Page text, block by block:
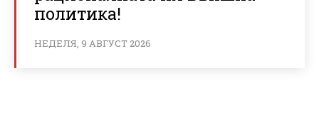
политика!
НЕДЕЛЯ, 9 АВГУСТ 2026